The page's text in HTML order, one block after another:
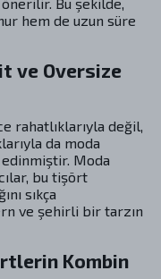
hem de uzun süre
ve Oversize
rahatlıklarıyla değil,
da moda
Moda
bu tişört
sıkça
ve şehirli bir tarzın
Kombin